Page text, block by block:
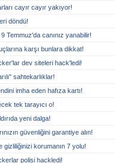
cayır cayır yakıyor!
döndü!
Temmuz'da canınız yanabilir!
karşı bunlara dikkat!
dev siteleri hack'ledi!
sahtekarlıklar!
imha eden hafıza kartı!
tek tarayıcı o!
yeni dalga!
güvenliğini garantiye alın!
gizliliğinizi korumanın 7 yolu!
polisi hackledi!